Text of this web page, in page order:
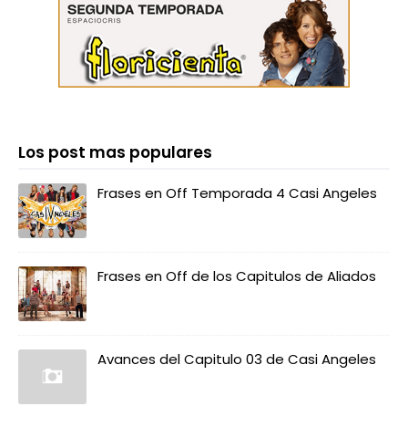
Los post mas populares
Frases en Off Temporada 4 Casi Angeles
Frases en Off de los Capitulos de Aliados
Avances del Capitulo 03 de Casi Angeles